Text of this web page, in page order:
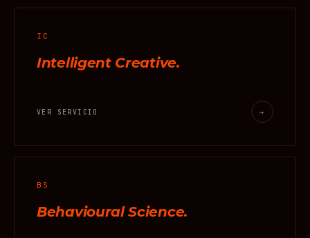
IC
Intelligent Creative.
VER SERVICIO →
BS
Behavioural Science.